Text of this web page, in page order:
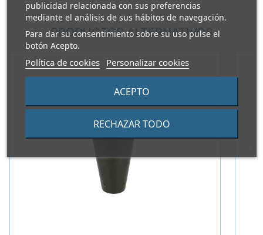
publicidad relacionada con sus preferencias
mediante el análisis de sus hábitos de navegación.
Para dar su consentimiento sobre su uso pulse el
botón Acepto.
Política de cookies Personalizar cookies
RECHAZAR TODO
ACEPTO
PRODUCTOS ALTERNATIVOS